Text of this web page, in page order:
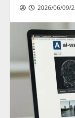
2026/06/09/